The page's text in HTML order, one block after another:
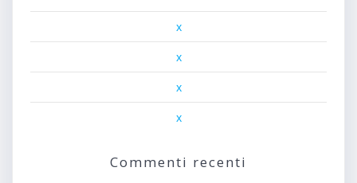
x
x
x
x
Commenti recenti